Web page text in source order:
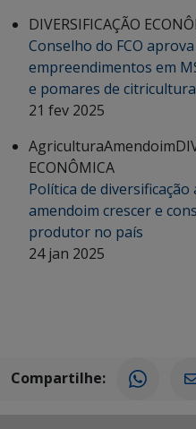
DIVERSIFICAÇÃO
Conselho do FCO
empreendimentos em
e pomares de citricultura
21 fev 2025
AgriculturaAmendoim
ECONÔMICA
Política de
amendoim crescer e
produtor no país
24 jan 2025
Compartilhe: